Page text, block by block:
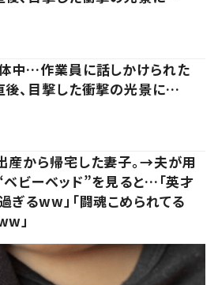
中…作業員に話しかけられた
後、目撃した衝撃の光景に…
産から帰宅した妻子。→夫が用
ビーベッド”を見ると…「英才
ぎるww」「闘魂こめられてる
」